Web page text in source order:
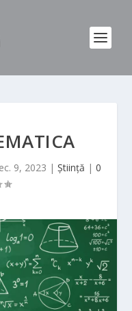
9, 2023 | Știință | 0